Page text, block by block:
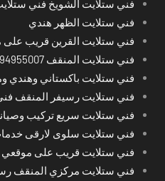
فني ستلايت الشويخ فني
فني ستلايت الظهر هندي
فني ستلايت القرين قريب
فني ستلايت المنقف 94955007
فني ستلايت باكستاني
فني ستلايت رسيفر المنقف
فني ستلايت سريع تركيب
فني ستلايت سلوى لارقى
فني ستلايت قريب على موقعي